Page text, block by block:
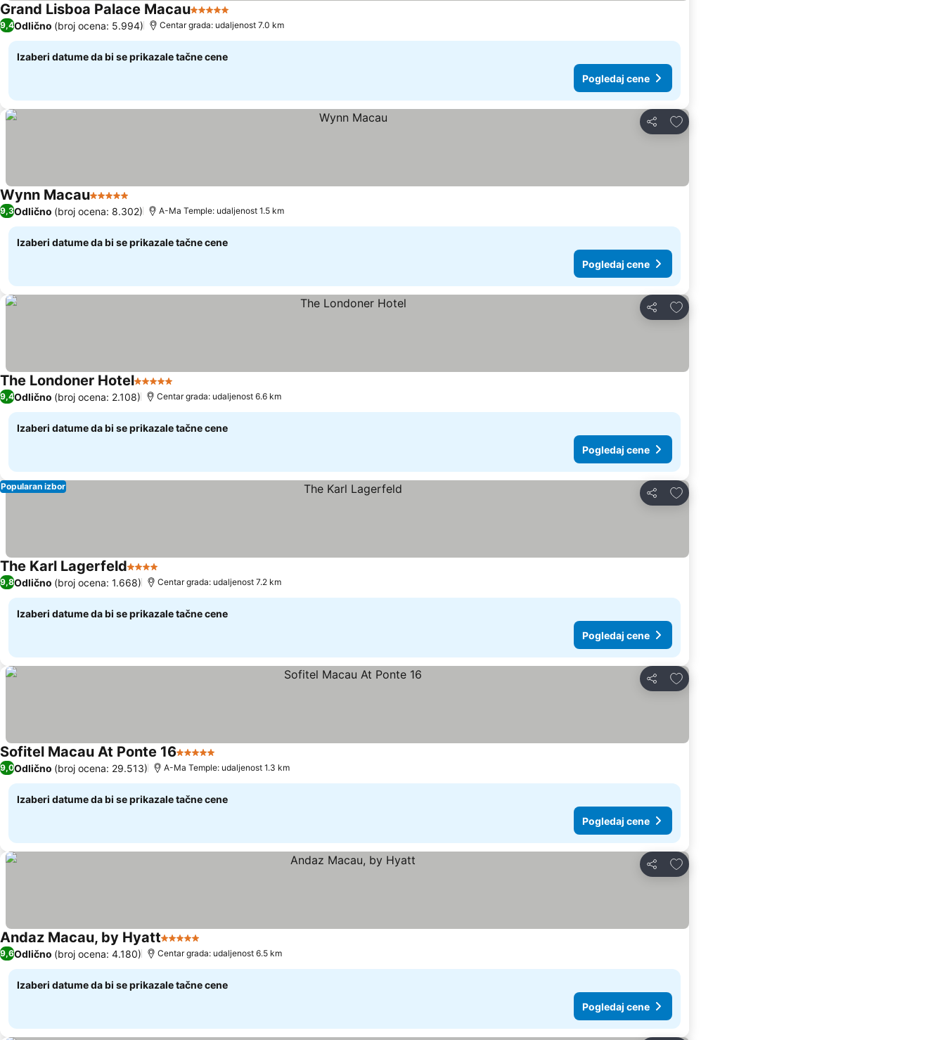
Grand Lisboa Palace Macau5 Zvezdice
9,4Odlično (broj ocena: 5.994) Centar grada: udaljenost 7.0 km
Izaberi datume da bi se prikazale tačne cene
Pogledaj cene
Deli
Dodati u favorite
Wynn Macau5 ZvezdicePogledaj cene
9,3Odlično (broj ocena: 8.302) A-Ma Temple: udaljenost 1.5 km
Izaberi datume da bi se prikazale tačne cene
Pogledaj cene
Deli
Dodati u favorite
The Londoner Hotel5 Zvezdice
9,4Odlično (broj ocena: 2.108) Centar grada: udaljenost 6.6 km
Izaberi datume da bi se prikazale tačne cene
Pogledaj cene
Deli
Dodati u favorite
Popularan izbor
The Karl Lagerfeld4 Zvezdice
9,8Odlično (broj ocena: 1.668) Centar grada: udaljenost 7.2 km
Izaberi datume da bi se prikazale tačne cene
Pogledaj cene
Deli
Dodati u favorite
Sofitel Macau At Ponte 165 Zvezdice
9,0Odlično (broj ocena: 29.513) A-Ma Temple: udaljenost 1.3 km
Izaberi datume da bi se prikazale tačne cene
Pogledaj cene
Deli
Dodati u favorite
Andaz Macau, by Hyatt5 Zvezdice
9,6Odlično (broj ocena: 4.180) Centar grada: udaljenost 6.5 km
Izaberi datume da bi se prikazale tačne cene
Pogledaj cene